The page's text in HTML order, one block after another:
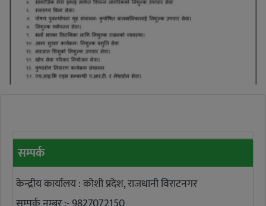
सम्पर्क
केन्द्रीय कार्यालय : कोशी प्रदेश, राजधानी विराटनगर